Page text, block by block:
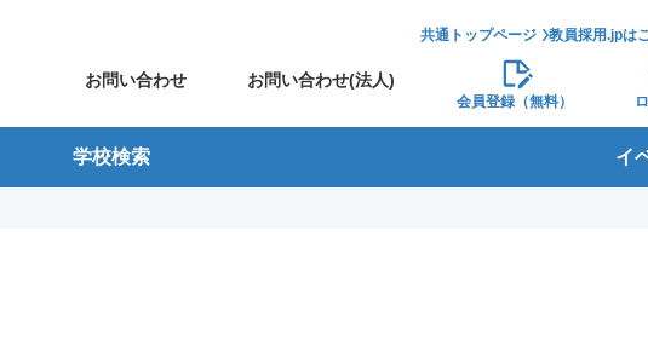
共通トップページ 教員採用.jpは
お問い合わせ お問い合わせ(法人)
会員登録（無料）
学校検索 イ